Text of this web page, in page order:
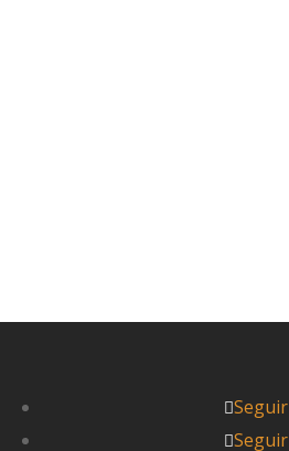
Seguir
Seguir